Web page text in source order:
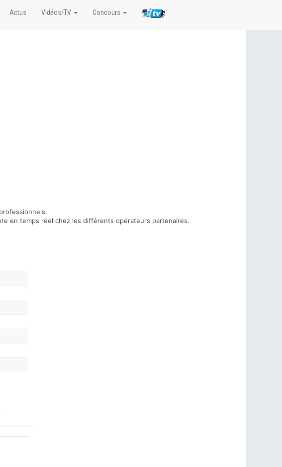
en temps réel chez les différents opérateurs partenaires.
Actus Vidéos/TV Concours